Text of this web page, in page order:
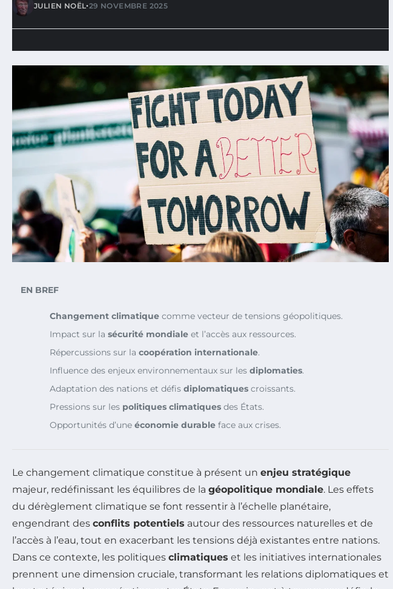
JULIEN NOËL•29 NOVEMBRE 2025
EN BREF
Changement climatique comme vecteur de tensions géopolitiques.
Impact sur la sécurité mondiale et l’accès aux ressources.
Répercussions sur la coopération internationale.
Influence des enjeux environnementaux sur les diplomaties.
Adaptation des nations et défis diplomatiques croissants.
Pressions sur les politiques climatiques des États.
Opportunités d’une économie durable face aux crises.
Le changement climatique constitue à présent un enjeu stratégique
majeur, redéfinissant les équilibres de la géopolitique mondiale. Les effets
du dérèglement climatique se font ressentir à l’échelle planétaire,
engendrant des conflits potentiels autour des ressources naturelles et de
l’accès à l’eau, tout en exacerbant les tensions déjà existantes entre nations.
Dans ce contexte, les politiques climatiques et les initiatives internationales
prennent une dimension cruciale, transformant les relations diplomatiques et